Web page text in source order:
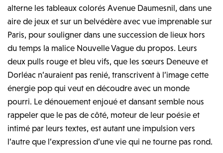
alterne les tableaux colorés Avenue Daumesnil, dans une
aire de jeux et sur un belvédère avec vue imprenable sur
Paris, pour souligner dans une succession de lieux hors
du temps la malice Nouvelle Vague du propos. Leurs
deux pulls rouge et bleu vifs, que les sœurs Deneuve et
Dorléac n’auraient pas renié, transcrivent à l’image cette
énergie pop qui veut en découdre avec un monde
pourri. Le dénouement enjoué et dansant semble nous
rappeler que le pas de côté, moteur de leur poésie et
intimé par leurs textes, est autant une impulsion vers
l’autre que l’expression d’une vie qui ne tourne pas rond.